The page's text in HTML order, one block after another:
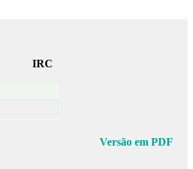
IRC
Versão em PDF